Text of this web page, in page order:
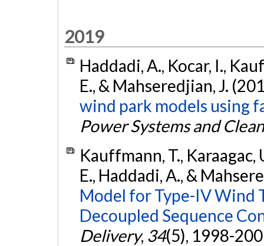
2019
Haddadi, A., Kocar, I.,
E., & Mahseredjian, J.
wind park models using
Power Systems and
Kauffmann, T., Karaagac,
E., Haddadi, A., &
Model for Type-IV Wind
Decoupled Sequence
Delivery, 34(5), 1998-